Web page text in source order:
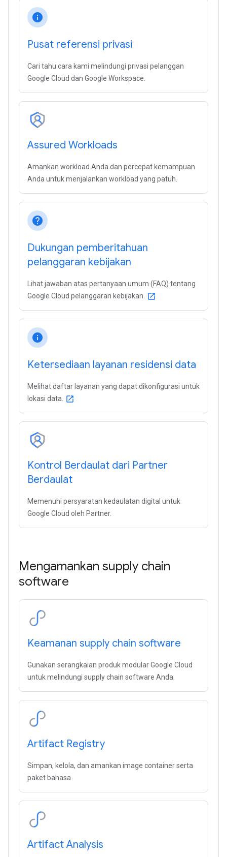
info
Pusat referensi privasi
Cari tahu cara kami melindungi privasi pelanggan
Google Cloud dan Google Workspace.
Assured Workloads
Amankan workload Anda dan percepat kemampuan
Anda untuk menjalankan workload yang patuh.
help
Dukungan pemberitahuan
pelanggaran kebijakan
Lihat jawaban atas pertanyaan umum (FAQ) tentang
Google Cloud pelanggaran kebijakan.
open_in_new
info
Ketersediaan layanan residensi data
Melihat daftar layanan yang dapat dikonfigurasi untuk
lokasi data.
open_in_new
Kontrol Berdaulat dari Partner
Berdaulat
Memenuhi persyaratan kedaulatan digital untuk
Google Cloud oleh Partner.
Mengamankan supply chain
software
Keamanan supply chain software
Gunakan serangkaian produk modular Google Cloud
untuk melindungi supply chain software Anda.
Artifact Registry
Simpan, kelola, dan amankan image container serta
paket bahasa.
Artifact Analysis